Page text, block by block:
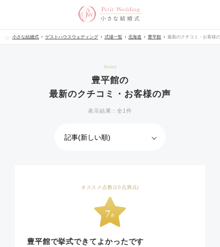
小さな結婚式 ゲストハウスウェディング 式場一覧 北海道 豊平館 最新のクチコミ・お客様
Voice
豊平館の
最新のクチコミ・お客様の声
表示結果：全1件
オススメ点数(10点満点)
豊平館で挙式できてよかったです